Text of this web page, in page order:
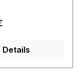
Preis:
Details